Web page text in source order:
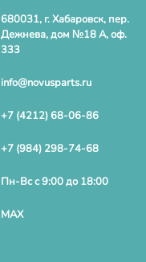
680031, г. Хабаровск, пер.
Дежнева, дом №18 А, оф.
333
info@novusparts.ru
+7 (4212) 68-06-86
+7 (984) 298-74-68
Пн-Вс с 9:00 до 18:00
MAX